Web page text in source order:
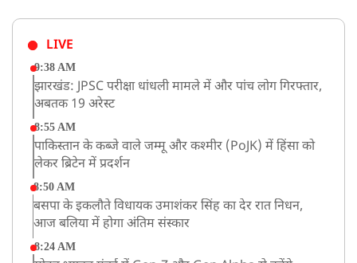
LIVE
9:38 AM
झारखंड: JPSC परीक्षा धांधली मामले में और पांच लोग गिरफ्तार,
अबतक 19 अरेस्ट
8:55 AM
पाकिस्तान के कब्जे वाले जम्मू और कश्मीर (PoJK) में हिंसा को
लेकर ब्रिटेन में प्रदर्शन
8:50 AM
बसपा के इकलौते विधायक उमाशंकर सिंह का देर रात निधन,
आज बलिया में होगा अंतिम संस्कार
8:24 AM